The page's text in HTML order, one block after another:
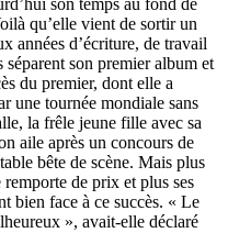
qu’elle vient de sortir un
années d’écriture, de travail
séparent son premier album et
du premier, dont elle a
une tournée mondiale sans
la frêle jeune fille avec sa
aile après un concours de
bête de scène. Mais plus
de prix et plus ses
bien face à ce succès. « Le
», avait-elle déclaré